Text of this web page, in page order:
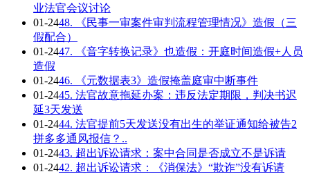
业法官会议讨论
01-2448. 《民事一审案件审判流程管理情况》造假（三
假配合）
01-2447. 《音字转换记录》也造假：开庭时间造假+人员
造假
01-2446. 《元数据表3》造假掩盖庭审中断事件
01-2445. 法官故意拖延办案：违反法定期限，判决书迟
延3天发送
01-2444. 法官提前5天发送没有出生的举证通知给被告2
拼多多通风报信？..
01-2443. 超出诉讼请求：案中合同是否成立不是诉请
01-2442. 超出诉讼请求：《消保法》“欺诈”没有诉请